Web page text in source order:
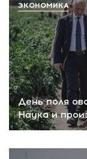
День поля
Наука и
ЭКОНОМИКА